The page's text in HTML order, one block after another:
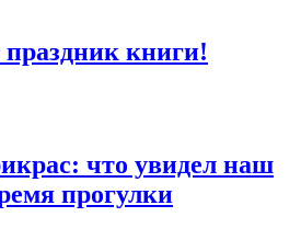
книги!
что увидел наш
прогулки